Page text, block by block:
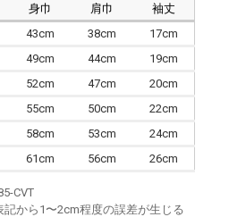
身巾 肩巾
袖丈
43cm 38cm
17cm
49cm 44cm
19cm
52cm 47cm
20cm
55cm 50cm
22cm
58cm 53cm
24cm
61cm 56cm 26cm
CVT
から1〜2cm程度の誤差が生じる